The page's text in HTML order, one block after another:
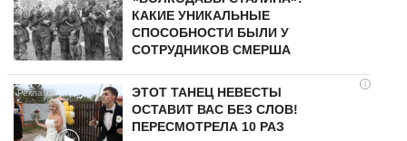
КАКИЕ УНИКАЛЬНЫЕ
СПОСОБНОСТИ БЫЛИ У
СОТРУДНИКОВ СМЕРША
i
ЭТОТ ТАНЕЦ НЕВЕСТЫ
ОСТАВИТ ВАС БЕЗ СЛОВ!
ПЕРЕСМОТРЕЛА 10 РАЗ